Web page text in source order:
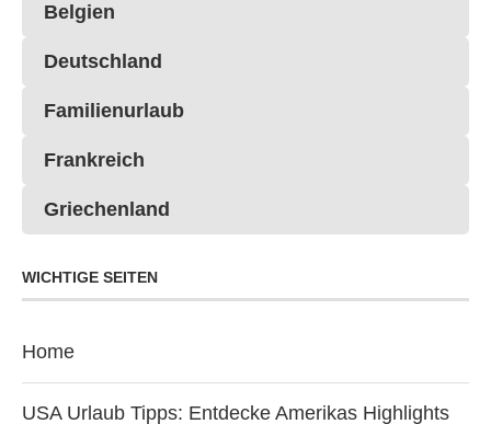
Belgien
Deutschland
Familienurlaub
Frankreich
Griechenland
WICHTIGE SEITEN
Home
USA Urlaub Tipps: Entdecke Amerikas Highlights